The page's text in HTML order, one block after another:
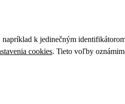
k jedinečným
cookies. Tieto voľby